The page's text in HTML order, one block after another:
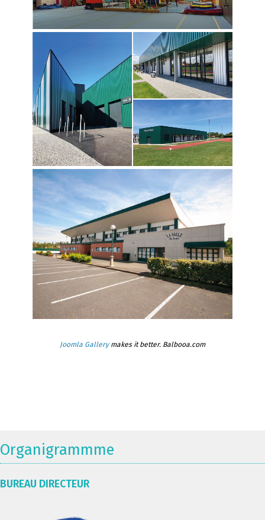
Joomla Gallerymakes it better. Balbooa.com
Organigrammme
BUREAU DIRECTEUR